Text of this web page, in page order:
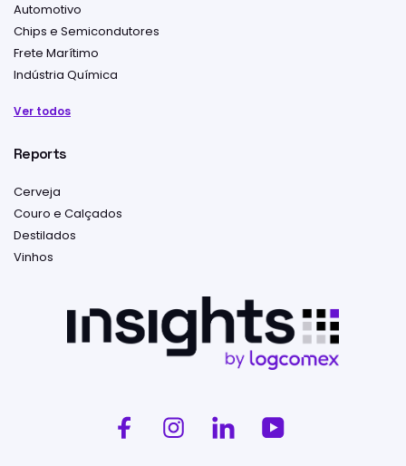
Automotivo
Chips e Semicondutores
Frete Marítimo
Indústria Química
Ver todos
Reports
Cerveja
Couro e Calçados
Destilados
Vinhos